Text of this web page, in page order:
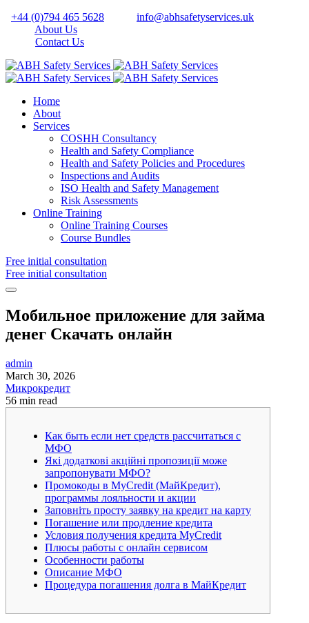
+44 (0)794 465 5628
info@abhsafetyservices.uk
About Us
Contact Us
Home
About
Services
COSHH Consultancy
Health and Safety Compliance
Health and Safety Policies and Procedures
Inspections and Audits
ISO Health and Safety Management
Risk Assessments
Online Training
Online Training Courses
Course Bundles
Free initial consultation
Free initial consultation
Мобильное приложение для займа
денег Скачать онлайн
admin
March 30, 2026
Микрокредит
56 min read
Как быть если нет средств рассчитаться с
МФО
Які додаткові акційні пропозиції може
запропонувати МФО?
Промокоды в MyCredit (МайКредит),
программы лояльности и акции
Заповніть просту заявку на кредит на карту
Погашение или продление кредита
Условия получения кредита MyСredit
Плюсы работы с онлайн сервисом
Особенности работы
Описание МФО
Процедура погашения долга в МайКредит